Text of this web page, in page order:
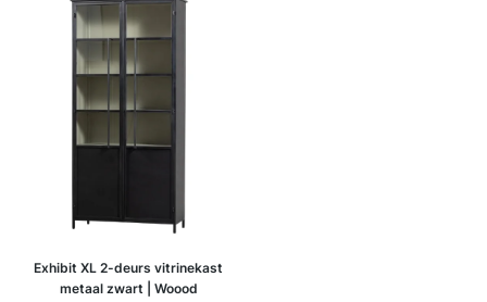
Exhibit XL 2-deurs vitrinekast
metaal zwart | Woood